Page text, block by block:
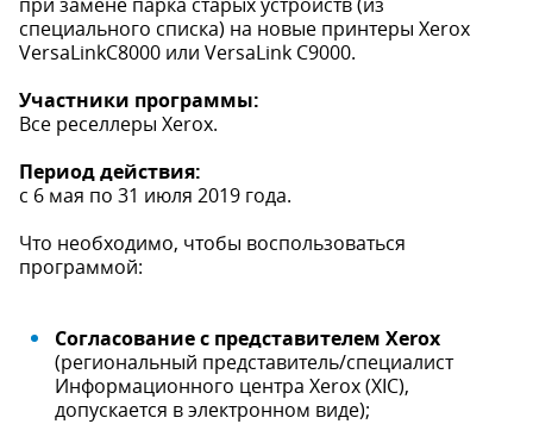
специального списка) на новые принтеры Xerox
VersaLinkC8000 или VersaLink C9000.
Участники программы:
Все реселлеры Xerox.
Период действия:
с 6 мая по 31 июля 2019 года.
Что необходимо, чтобы воспользоваться
программой:
Согласование с представителем Xerox
(региональный представитель/специалист
Информационного центра Xerox (XIC),
допускается в электронном виде);